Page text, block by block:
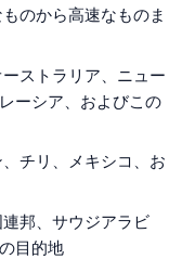
のから高速なものま
ストラリア、ニュー
ーシア、およびこの
チリ、メキシコ、お
邦、サウジアラビ
目的地